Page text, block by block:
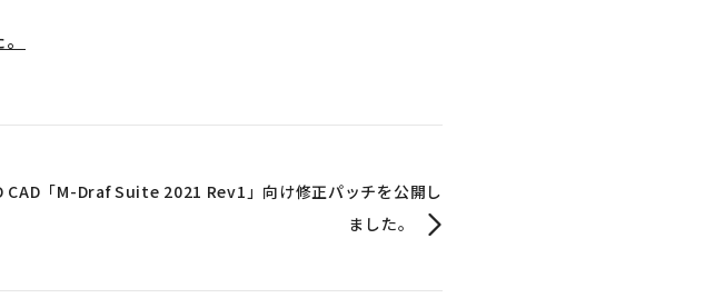
CAD「M-Draf Suite 2021 Rev1」向け修正パッチを公開し
ました。